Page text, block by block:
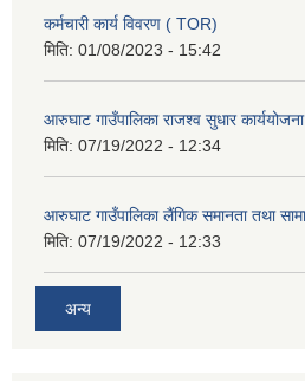
कर्मचारी कार्य विवरण ( TOR)
मिति: 01/08/2023 - 15:42
आरुघाट गाउँपालिका राजश्व सुधार कार्ययोजना
मिति: 07/19/2022 - 12:34
आरुघाट गाउँपालिका लैंगिक समानता तथा
मिति: 07/19/2022 - 12:33
अन्य